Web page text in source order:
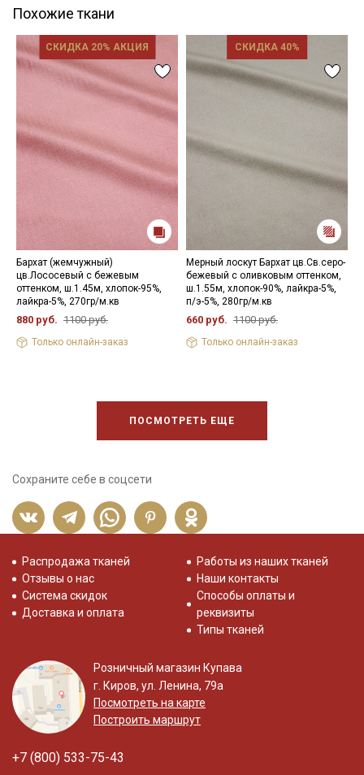
Похожие ткани
СКИДКА 20% АКЦИЯ
Бархат (жемчужный)
цв.Лососевый с бежевым
оттенком, ш.1.45м, хлопок-95%,
лайкра-5%, 270гр/м.кв
880 руб. 1100 руб.
Только онлайн-заказ
СКИДКА 40%
Мерный лоскут Бархат цв.Св.серо-
бежевый с оливковым оттенком,
ш.1.55м, хлопок-90%, лайкра-5%,
п/э-5%, 280гр/м.кв
660 руб. 1100 руб.
Только онлайн-заказ
ПОСМОТРЕТЬ ЕЩЕ
Сохраните себе в соцсети
Распродажа тканей
Отзывы о нас
Система скидок
Доставка и оплата
Работы из наших тканей
Наши контакты
Способы оплаты и
реквизиты
Типы тканей
Розничный магазин Купава
г. Киров, ул. Ленина, 79а
Посмотреть на карте
Построить маршрут
+7 (800) 533-75-43